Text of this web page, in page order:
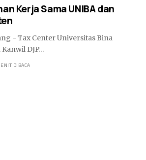
Kerja Sama UNIBA dan
- Tax Center Universitas Bina
DJP…
DIBACA